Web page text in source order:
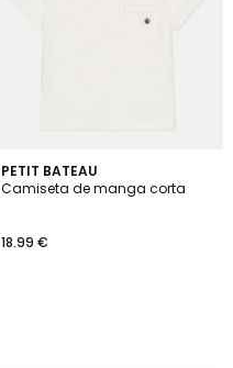
PETIT BATEAU
Camiseta de manga corta
18.99 €